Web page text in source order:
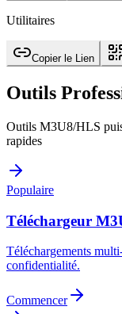
Utilitaires
Copier le Lien
Outils
Outils M3U8/HLS
rapides
Populaire
Téléchargeur
Téléchargements
confidentialité.
Commencer